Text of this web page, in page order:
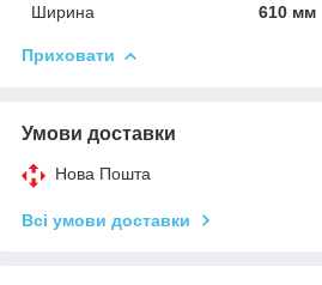
Ширина
610 мм
Приховати
Умови доставки
Нова Пошта
Всі умови доставки